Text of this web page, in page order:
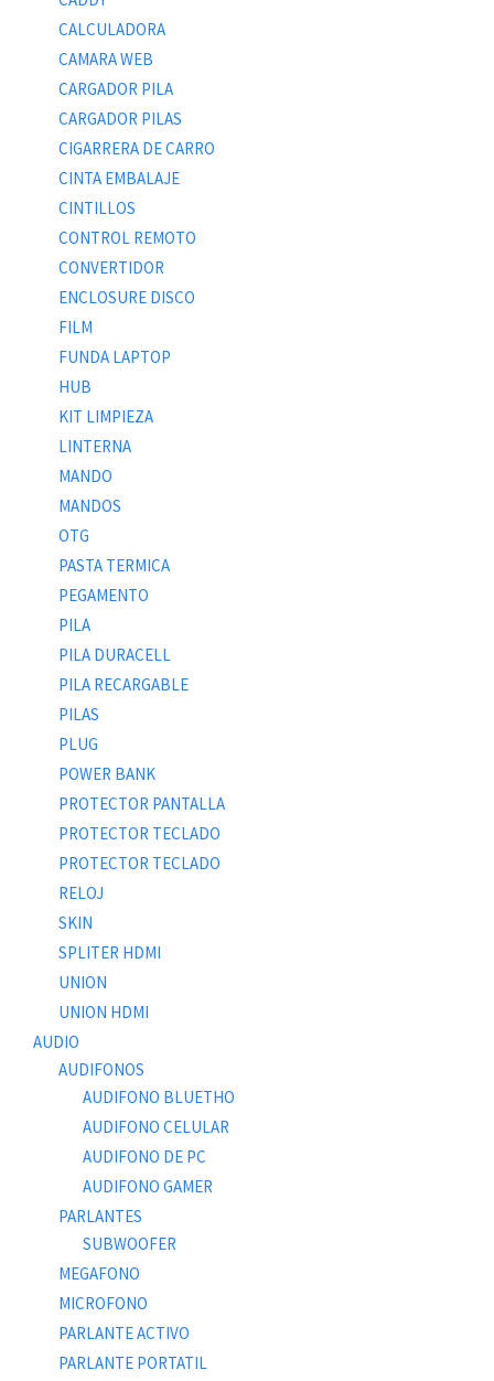
CALCULADORA
CAMARA WEB
CARGADOR PILA
CARGADOR PILAS
CIGARRERA DE CARRO
CINTA EMBALAJE
CINTILLOS
CONTROL REMOTO
CONVERTIDOR
ENCLOSURE DISCO
FILM
FUNDA LAPTOP
HUB
KIT LIMPIEZA
LINTERNA
MANDO
MANDOS
OTG
PASTA TERMICA
PEGAMENTO
PILA
PILA DURACELL
PILA RECARGABLE
PILAS
PLUG
POWER BANK
PROTECTOR PANTALLA
PROTECTOR TECLADO
PROTECTOR TECLADO
RELOJ
SKIN
SPLITER HDMI
UNION
UNION HDMI
AUDIO
AUDIFONOS
AUDIFONO BLUETHO
AUDIFONO CELULAR
AUDIFONO DE PC
AUDIFONO GAMER
PARLANTES
SUBWOOFER
MEGAFONO
MICROFONO
PARLANTE ACTIVO
PARLANTE PORTATIL